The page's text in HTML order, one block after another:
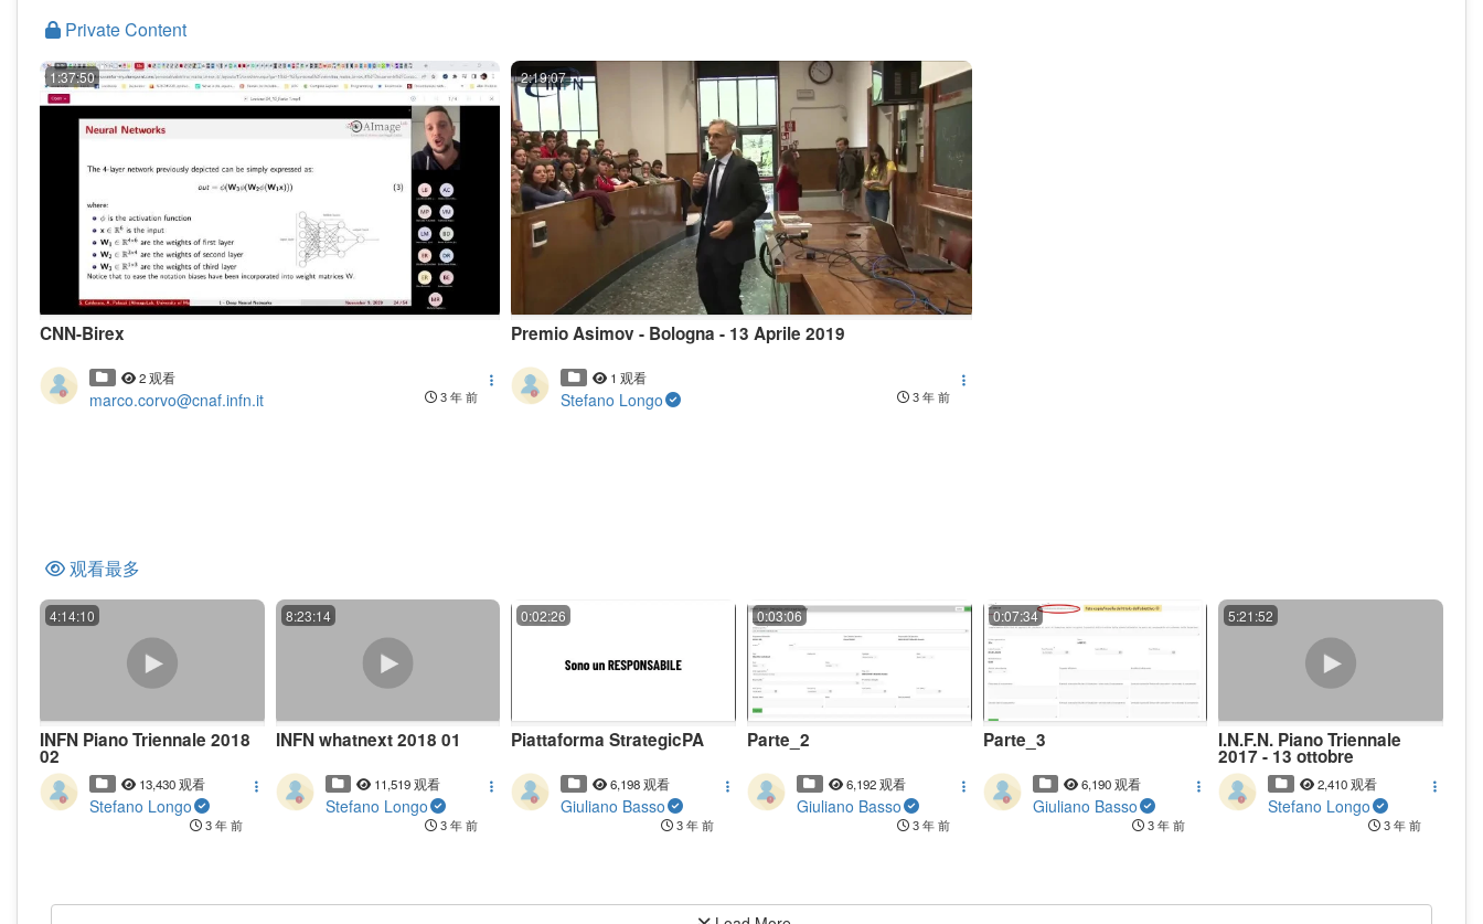
Private Content
1:37:50
CNN-Birex
2 观看
marco.corvo@cnaf.infn.it 3 年 前
2:19:07
Premio Asimov - Bologna - 13 Aprile 2019
1 观看
Stefano Longo 3 年 前
观看最多
4:14:10
INFN Piano Triennale 2018
02
13,430 观看
Stefano Longo
3 年 前
8:23:14
INFN whatnext 2018 01
11,519 观看
Stefano Longo
3 年 前
0:02:26
Piattaforma StrategicPA
6,198 观看
Giuliano Basso
3 年 前
0:03:06
Parte_2
6,192 观看
Giuliano Basso
3 年 前
0:07:34
Parte_3
6,190 观看
Giuliano Basso
3 年 前
5:21:52
I.N.F.N. Piano Triennale
2017 - 13 ottobre
2,410 观看
Stefano Longo
3 年 前